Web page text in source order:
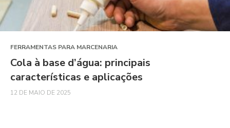
FERRAMENTAS PARA MARCENARIA
Cola à base d’água: principais
características e aplicações
12 DE MAIO DE 2025